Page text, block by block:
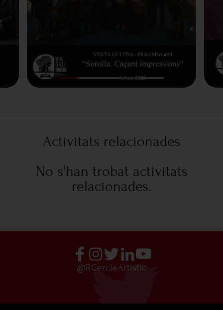
Activitats relacionades
No s'han trobat activitats
relacionades.
@RCercleArtistic